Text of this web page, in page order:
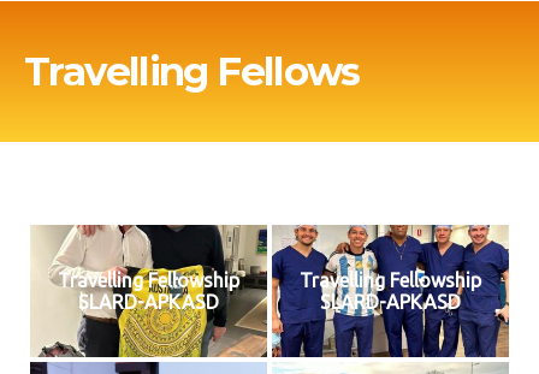
Travelling Fellows
Travelling Fellowship
SLARD-APKASD
Travelling Fellowship
SLARD-APKASD